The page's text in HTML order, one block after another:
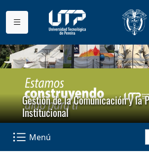
Gestión de la Comunicación y la
Institucional
Menú